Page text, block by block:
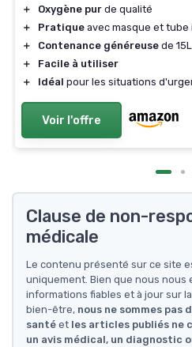
＋ Oxygène pur de qualité
＋
Pratique avec masque et tube
＋
Contenance généreuse de 15L
＋
Facile à utiliser
＋
Idéal pour les situations
Voir l'offre
Clause de non-
médicale
Le contenu présenté sur ce site
uniquement. Bien que nous nous
informations fiables et à jour sur
bien-être, nous ne sommes pas
santé et les articles publiés ne
un avis médical, un diagnostic